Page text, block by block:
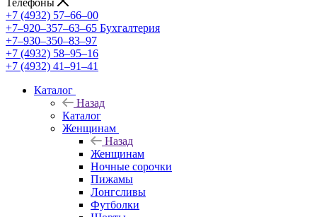
Телефоны
+7 (4932) 57‒66‒00
+7‒920‒357‒63‒65 Бухгалтерия
+7‒930‒350‒83‒97
+7 (4932) 58‒95‒16
+7 (4932) 41‒91‒41
Каталог
Назад
Каталог
Женщинам
Назад
Женщинам
Ночные сорочки
Пижамы
Лонгсливы
Футболки